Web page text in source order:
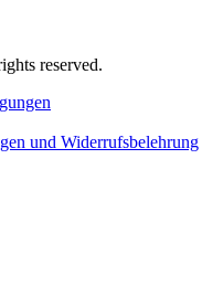
reserved.
und Widerrufsbelehrung